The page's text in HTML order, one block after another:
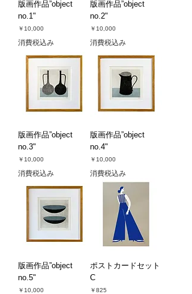
版画作品”object
no.1"
価格
￥10,000
消費税込み
版画作品”object
no.2"
価格
￥10,000
消費税込み
版画作品”object
no.3"
価格
￥10,000
消費税込み
版画作品”object
no.4"
価格
￥10,000
消費税込み
版画作品”object
no.5"
価格
￥10,000
ポストカードセット
C
価格
￥825